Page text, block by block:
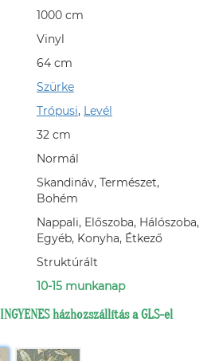
1000 cm
Vinyl
64 cm
Szürke
Trópusi, Levél
32 cm
Normál
Skandináv, Természet,
Bohém
Nappali, Előszoba, Hálószoba,
Egyéb, Konyha, Étkező
Struktúrált
10-15 munkanap
házhozszállítás a GLS-el